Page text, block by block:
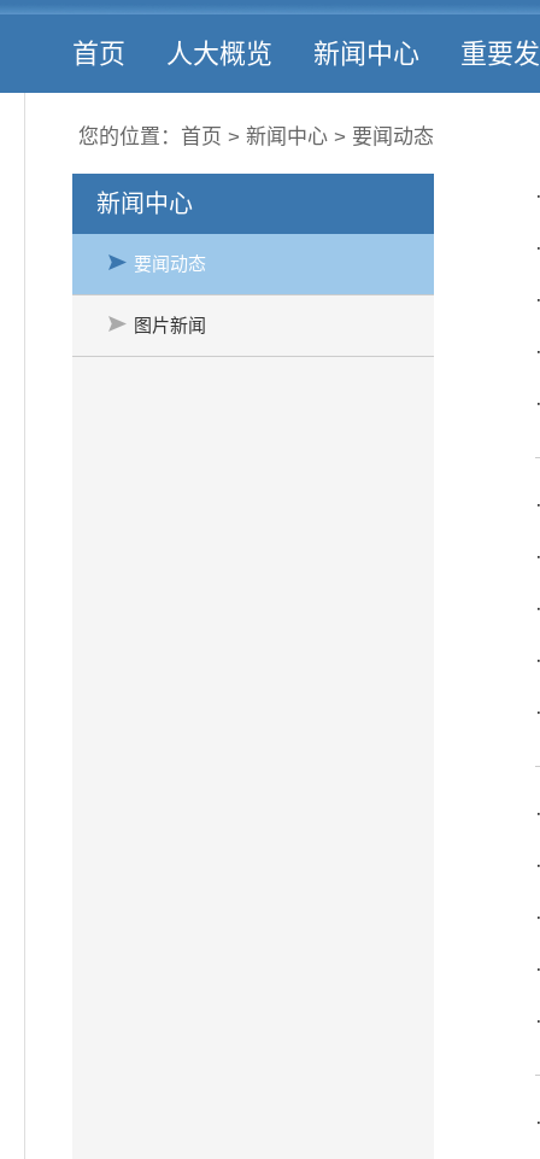
首页 人大概览 新闻中心 重要
您的位置： 首页 > 新闻中心 > 要闻动态
新闻中心
要闻动态
图片新闻